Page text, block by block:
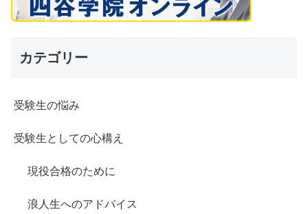
カテゴリー
受験生の悩み
受験生としての心構え
現役合格のために
浪人生へのアドバイス